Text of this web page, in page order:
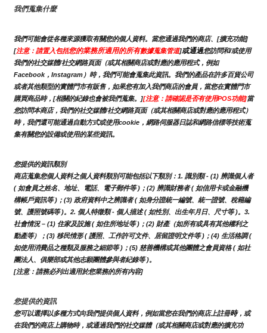
我們蒐集什麼
我們可能會從各種來源獲取有關您的個人資料。當您通過我們的商店、[擴充功能]
[注意：請置入包括您的業務所適用的所有數據蒐集管道]或通過您訪問和/或使用
我們的社交媒體/社交網路頁面（或其相關商店或對應的應用程式，例如
Facebook，Instagram）時，我們可能會蒐集此資訊。我們的產品在許多百貨公司
或者其他類型的實體門市有販售，如果您有加入我們商店的會員，當您在實體門市
購買商品時，[相關的紀錄也會被我們蒐集。][注意：請確認是否有使用POS功能]當
您訪問本商店，我們的社交媒體/社交網路頁面（或其相關商店或對應的應用程式）
時，我們還可能通過自動方式或使用cookie，網路伺服器日誌和網路信標等技術蒐
集有關您的設備或使用的某些資訊。
您提供的資訊類別
商店蒐集您個人資料之個人資料類別可能包括以下類別：1. 識別類 - (1) 辨識個人者
( 如會員之姓名、地址、電話、電子郵件等 )；(2) 辨識財務者 ( 如信用卡或金融機
構帳戶資訊等 )；(3) 政府資料中之辨識者 ( 如身分證統一編號、統一證號、稅籍編
號、護照號碼等 )。2. 個人特徵類 - 個人描述 ( 如性別、出生年月日、尺寸等 )。3.
社會情況 – (1) 住家及設施 ( 如住所地址等 )；(2) 財產（如所有或具有其他權利之
動產等）；(3) 移民情形 ( 護照、工作許可文件、居留證明文件等 )；(4) 生活格調 (
如使用消費品之種類及服務之細節等 )；(5) 慈善機構或其他團體之會員資格 ( 如社
團法人、俱樂部或其他志願團體參與者紀錄等 )。
[注意：請務必列出適用於您業務的所有內容]
您提供的資訊
您可以選擇以多種方式向我們提供個人資料，例如當您在我們的商店上註冊時，或
在我們的商店上購物時，或通過我們的社交媒體（或其相關商店或對應的擴充功